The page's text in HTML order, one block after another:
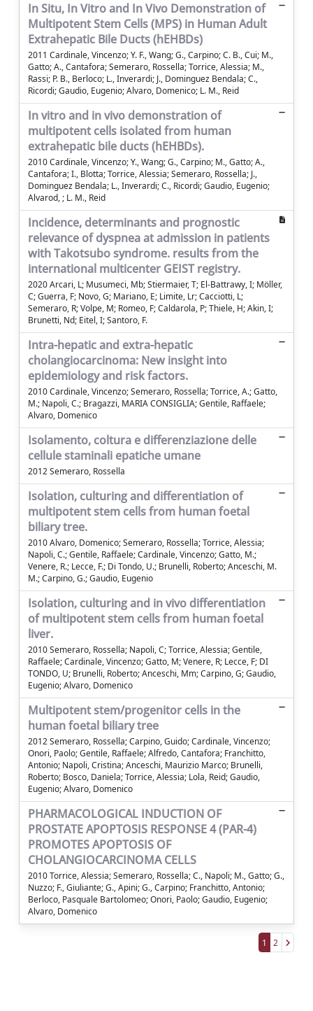
In Situ, In Vitro and In Vivo Demonstration of
Multipotent Stem Cells (MPS) in Human Adult
Extrahepatic Bile Ducts (hEHBDs)
2011 Cardinale, Vincenzo; Y. F., Wang; G., Carpino; C. B., Cui; M.,
Gatto; A., Cantafora; Semeraro, Rossella; Torrice, Alessia; M.,
Rassi; P. B., Berloco; L., Inverardi; J., Dominguez Bendala; C.,
Ricordi; Gaudio, Eugenio; Alvaro, Domenico; L. M., Reid
In vitro and in vivo demonstration of
multipotent cells isolated from human
extrahepatic bile ducts (hEHBDs).
2010 Cardinale, Vincenzo; Y., Wang; G., Carpino; M., Gatto; A.,
Cantafora; I., Blotta; Torrice, Alessia; Semeraro, Rossella; J.,
Dominguez Bendala; L., Inverardi; C., Ricordi; Gaudio, Eugenio;
Alvarod, ; L. M., Reid
Incidence, determinants and prognostic
relevance of dyspnea at admission in patients
with Takotsubo syndrome. results from the
international multicenter GEIST registry.
2020 Arcari, L; Musumeci, Mb; Stiermaier, T; El-Battrawy, I; Möller,
C; Guerra, F; Novo, G; Mariano, E; Limite, Lr; Cacciotti, L;
Semeraro, R; Volpe, M; Romeo, F; Caldarola, P; Thiele, H; Akin, I;
Brunetti, Nd; Eitel, I; Santoro, F.
Intra-hepatic and extra-hepatic
cholangiocarcinoma: New insight into
epidemiology and risk factors.
2010 Cardinale, Vincenzo; Semeraro, Rossella; Torrice, A.; Gatto,
M.; Napoli, C.; Bragazzi, MARIA CONSIGLIA; Gentile, Raffaele;
Alvaro, Domenico
Isolamento, coltura e differenziazione delle
cellule staminali epatiche umane
2012 Semeraro, Rossella
Isolation, culturing and differentiation of
multipotent stem cells from human foetal
biliary tree.
2010 Alvaro, Domenico; Semeraro, Rossella; Torrice, Alessia;
Napoli, C.; Gentile, Raffaele; Cardinale, Vincenzo; Gatto, M.;
Venere, R.; Lecce, F.; Di Tondo, U.; Brunelli, Roberto; Anceschi, M.
M.; Carpino, G.; Gaudio, Eugenio
Isolation, culturing and in vivo differentiation
of multipotent stem cells from human foetal
liver.
2010 Semeraro, Rossella; Napoli, C; Torrice, Alessia; Gentile,
Raffaele; Cardinale, Vincenzo; Gatto, M; Venere, R; Lecce, F; DI
TONDO, U; Brunelli, Roberto; Anceschi, Mm; Carpino, G; Gaudio,
Eugenio; Alvaro, Domenico
Multipotent stem/progenitor cells in the
human foetal biliary tree
2012 Semeraro, Rossella; Carpino, Guido; Cardinale, Vincenzo;
Onori, Paolo; Gentile, Raffaele; Alfredo, Cantafora; Franchitto,
Antonio; Napoli, Cristina; Anceschi, Maurizio Marco; Brunelli,
Roberto; Bosco, Daniela; Torrice, Alessia; Lola, Reid; Gaudio,
Eugenio; Alvaro, Domenico
PHARMACOLOGICAL INDUCTION OF
PROSTATE APOPTOSIS RESPONSE 4 (PAR-4)
PROMOTES APOPTOSIS OF
CHOLANGIOCARCINOMA CELLS
2010 Torrice, Alessia; Semeraro, Rossella; C., Napoli; M., Gatto; G.,
Nuzzo; F., Giuliante; G., Apini; G., Carpino; Franchitto, Antonio;
Berloco, Pasquale Bartolomeo; Onori, Paolo; Gaudio, Eugenio;
Alvaro, Domenico
1 2